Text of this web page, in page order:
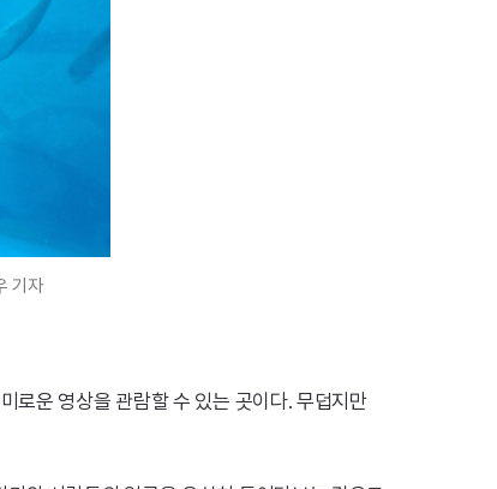
기자
로운 영상을 관람할 수 있는 곳이다. 무덥지만